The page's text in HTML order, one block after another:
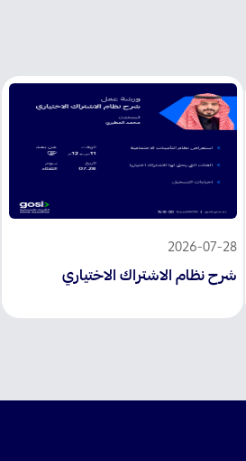
2026-07-28
شرح نظام الاشتراك الاختياري